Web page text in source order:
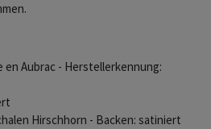
en Aubrac - Herstellerkennung:
Hirschhorn - Backen: satiniert